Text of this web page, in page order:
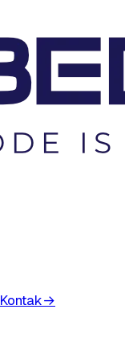
Kontak→